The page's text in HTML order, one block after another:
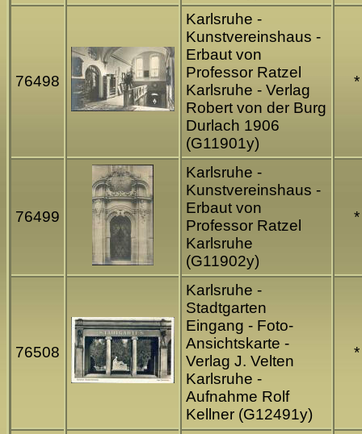
76498
Karlsruhe -
Kunstvereinshaus -
Erbaut von
Professor Ratzel
Karlsruhe - Verlag
Robert von der Burg
Durlach 1906
(G11901y)
*
76499
Karlsruhe -
Kunstvereinshaus -
Erbaut von
Professor Ratzel
Karlsruhe
(G11902y)
*
76508
Karlsruhe -
Stadtgarten
Eingang - Foto-
Ansichtskarte -
Verlag J. Velten
Karlsruhe -
Aufnahme Rolf
Kellner (G12491y)
*